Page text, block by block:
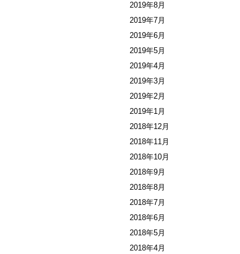
2019年8月
2019年7月
2019年6月
2019年5月
2019年4月
2019年3月
2019年2月
2019年1月
2018年12月
2018年11月
2018年10月
2018年9月
2018年8月
2018年7月
2018年6月
2018年5月
2018年4月